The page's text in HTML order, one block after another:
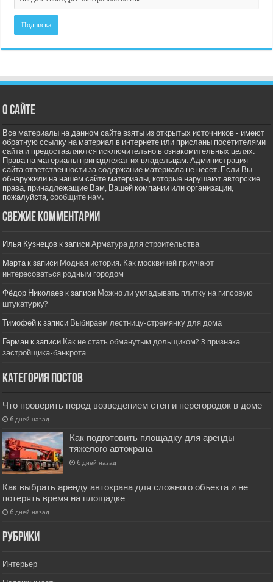
О сайте
Все материалы на данном сайте взяты из открытых источников - имеют
обратную ссылку на материал в интернете или присланы посетителями
сайта и предоставляются исключительно в ознакомительных целях.
Права на материалы принадлежат их владельцам. Администрация
сайта ответственности за содержание материала не несет. Если Вы
обнаружили на нашем сайте материалы, которые нарушают авторские
права, принадлежащие Вам, Вашей компании или организации,
пожалуйста,сообщите нам.
Свежие комментарии
Илья Кузнецов к записиАрматура для строительства
Марта к записи Модная история. Как москвичей приучают
интересоваться родным городом
Фёдор Николаев к записи Можно ли укладывать плитку на гипсовую
штукатурку?
Тимофей к записи Выбираем лестницу-стремянку для дома
Герман к записи Как не стать обманутым дольщиком? 3 признака
застройщика-банкрота
Категория постов
Что проверить перед возведением стен и перегородок в доме
6 дней назад
Как подготовить площадку для аренды
тяжелого автокрана
6 дней назад
Как выбрать аренду автокрана для сложного объекта и не
потерять время на площадке
6 дней назад
РУбрики
Интерьер